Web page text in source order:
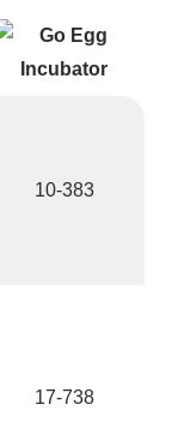
10-383
17-738